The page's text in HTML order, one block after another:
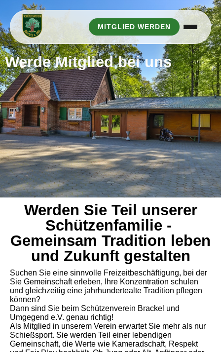
MITGLIED WERDEN
Werde Mitglied bei uns
Werden Sie Teil unserer
Schützenfamilie -
Gemeinsam Tradition leben
und Zukunft gestalten
Suchen Sie eine sinnvolle Freizeitbeschäftigung, bei der
Sie Gemeinschaft erleben, Ihre Konzentration schulen
und gleichzeitig eine jahrhundertealte Tradition pflegen
können?
Dann sind Sie beim Schützenverein Brackel und
Umgegend e.V. genau richtig!
Als Mitglied in unserem Verein erwartet Sie mehr als nur
Schießsport. Sie werden Teil einer lebendigen
Gemeinschaft, die Werte wie Kameradschaft, Respekt